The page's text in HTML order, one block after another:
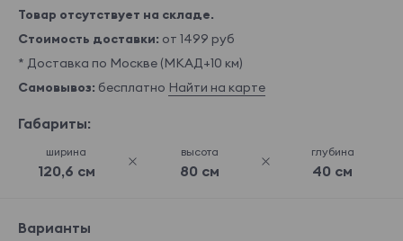
Товар отсутствует на складе.
Стоимость доставки: от 1499 руб
* Доставка по Москве (МКАД+10 км)
Самовывоз: бесплатно Найти на карте
Габариты:
ширина
120,6 см
высота
80 см
глубина
40 см
Варианты